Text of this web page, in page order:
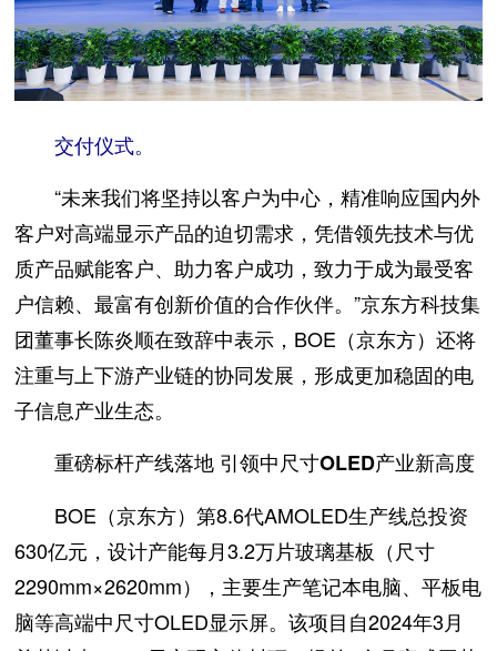
交付仪式。
“未来我们将坚持以客户为中心，精准响应国内外
客户对高端显示产品的迫切需求，凭借领先技术与优
质产品赋能客户、助力客户成功，致力于成为最受客
户信赖、最富有创新价值的合作伙伴。”京东方科技集
团董事长陈炎顺在致辞中表示，BOE（京东方）还将
注重与上下游产业链的协同发展，形成更加稳固的电
子信息产业生态。
重磅标杆产线落地 引领中尺寸OLED产业新高度
BOE（京东方）第8.6代AMOLED生产线总投资
630亿元，设计产能每月3.2万片玻璃基板（尺寸
2290mm×2620mm），主要生产笔记本电脑、平板电
脑等高端中尺寸OLED显示屏。该项目自2024年3月